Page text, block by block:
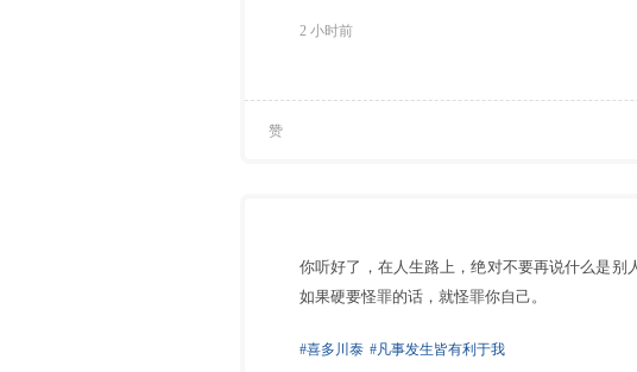
2 小时前
赞
你听好了，在人生路上，绝对不要再说什么是别
如果硬要怪罪的话，就怪罪你自己。
#喜多川泰 #凡事发生皆有利于我